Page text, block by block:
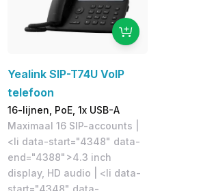
Yealink SIP-T74U VoIP
telefoon
16-lijnen, PoE, 1x USB-A
Maximaal 16 SIP-accounts |
<li data-start="4348" data-
end="4388">4.3 inch
display, HD audio | <li data-
start="4348" data-